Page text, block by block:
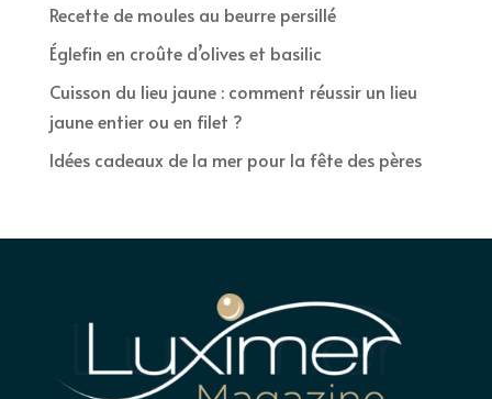
Recette de moules au beurre persillé
Églefin en croûte d’olives et basilic
Cuisson du lieu jaune : comment réussir un lieu
jaune entier ou en filet ?
Idées cadeaux de la mer pour la fête des pères